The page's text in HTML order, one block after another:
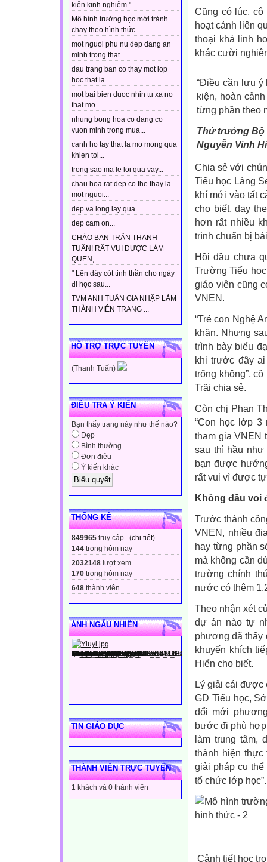
kiến kinh nghiệm "...
Mô hình trường học mới tránh
chạy theo hình thức...
mot nguoi phu nu dep dang an
minh trong that...
dau trang ban co thay mot lop
hoc that la...
mot bai bien duoc nhin tu xa no
that mo...
nhung bong hoa co dang co
vuon minh trong mua...
canh ho tay that la mo mong qua
khien toi...
trong sao ma le loi qua vay...
chau hoa rat dep co the thay la
mot nguoi...
dep va long lay qua ...
dep cam on...
CHÀO BẠN TRẦN THANH
TUẤN! RẤT VUI ĐƯỢC LÀM
QUEN,...
" Lên dây cót tinh thần cho ngày
đi học sau...
TVM ANH TUẤN GIA NHẬP LÀM
THÀNH VIÊN TRANG ...
HỖ TRỢ TRỰC TUYẾN
(Thanh Tuấn)
ĐIỀU TRA Ý KIẾN
Bạn thấy trang này như thế nào?
Đẹp
Bình thường
Đơn điệu
Ý kiến khác
THỐNG KÊ
849965 truy cập (chi tiết)
144 trong hôm nay
2032148 lượt xem
170 trong hôm nay
648 thành viên
ẢNH NGẪU NHIÊN
TIN GIÁO DỤC
THÀNH VIÊN TRỰC TUYẾN
1 khách và 0 thành viên
Cũng có lúc,
hoạt cảnh liên
thoại khá linh
khác cười
“Điều cần lưu ý
kiện, hoàn
từng phần theo
Thứ trưởng Bộ
Nguyễn Vinh
Chia sẻ với
Tiểu học Làng
khí mới vào tất
cho biết, dạy
hơn rất nhiều
trình chuẩn bị
Hồi đầu chưa
Trường Tiểu
giáo viên cũng
VNEN.
“Trẻ con Nghệ
khăn. Nhưng
trình bày biểu
khi trước đây
trống không”,
Trãi chia sẻ.
Còn chị Phan
“Con học lớp 3
tham gia VNEN
sau thì hầu như
bạn được
rất vui vì được
Không đầu voi
Trước thành
VNEN, nhiều
hay từng phần
mà không cần
trường chính
nước có thêm
Theo nhận xét
dự án nào tự
phương đã thấy
khuyến khích
Hiển cho biết.
Lý giải cái được
GD Tiểu học,
đổi mới
bước đi phù
làm trung tâm,
thành hiện thực
giải pháp cụ
tổ chức lớp học”.
Cảnh tiết học